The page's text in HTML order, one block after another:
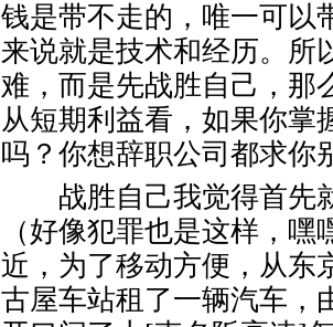
钱是带不走的，唯一可以
来说就是技术和经历。所
难，而是先战胜自己，那
从短期利益看，如果你掌
吗？你想辞职公司都求你
战胜自己我觉得首先
（好像犯罪也是这样，
近，为了移动方便，从东
古屋车站租了一辆汽车，